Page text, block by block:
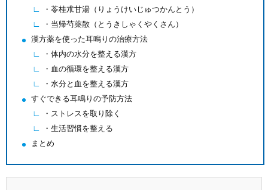
・苓桂朮甘湯（りょうけいじゅつかんとう）
・当帰芍薬散（とうきしゃくやくさん）
漢方薬を使った耳鳴りの治療方法
・体内の水分を整える漢方
・血の循環を整える漢方
・水分と血を整える漢方
すぐできる耳鳴りの予防方法
・ストレスを取り除く
・生活習慣を整える
まとめ